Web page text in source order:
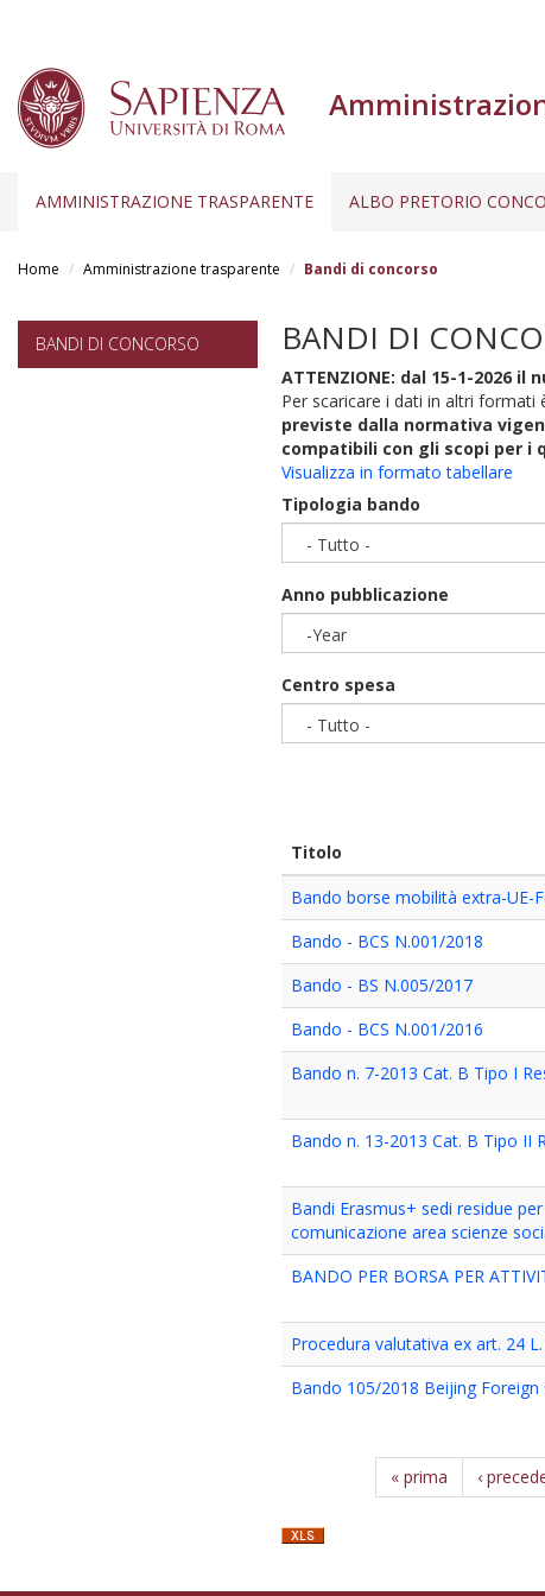
AMMINISTRAZIONE TRASPARENTE ALBO PRETORIO
Home Amministrazione trasparente Bandi di concorso
BANDI DI CONCORSO BANDI DI
ATTENZIONE: dal 15-1-2026
Per scaricare i dati in altri formati
previste dalla normativa
compatibili con gli scopi per
Visualizza in formato tabellare
Tipologia bando
- Tutto -
Anno pubblicazione
-Year
Centro spesa
- Tutto -
Titolo
Bando borse mobilità extra-UE-
Bando - BCS N.001/2018
Bando - BS N.005/2017
Bando - BCS N.001/2016
Bando n. 7-2013 Cat. B Tipo I
Bando n. 13-2013 Cat. B Tipo II
Bandi Erasmus+ sedi residue
comunicazione area scienze
BANDO PER BORSA PER
Procedura valutativa ex art. 24 L.
Bando 105/2018 Beijing Foreign
« prima ‹